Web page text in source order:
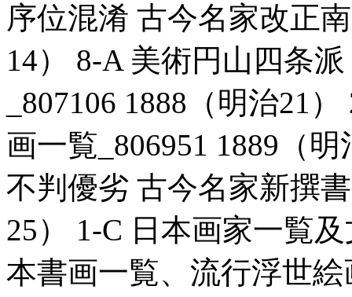
序位混淆 古今名家改正
14） 8-A 美術円山四条
_807106 1888（明治21
画一覧_806951 1889（
不判優劣 古今名家新撰
25） 1-C 日本画家一覧
本書画一覧、流行浮世絵